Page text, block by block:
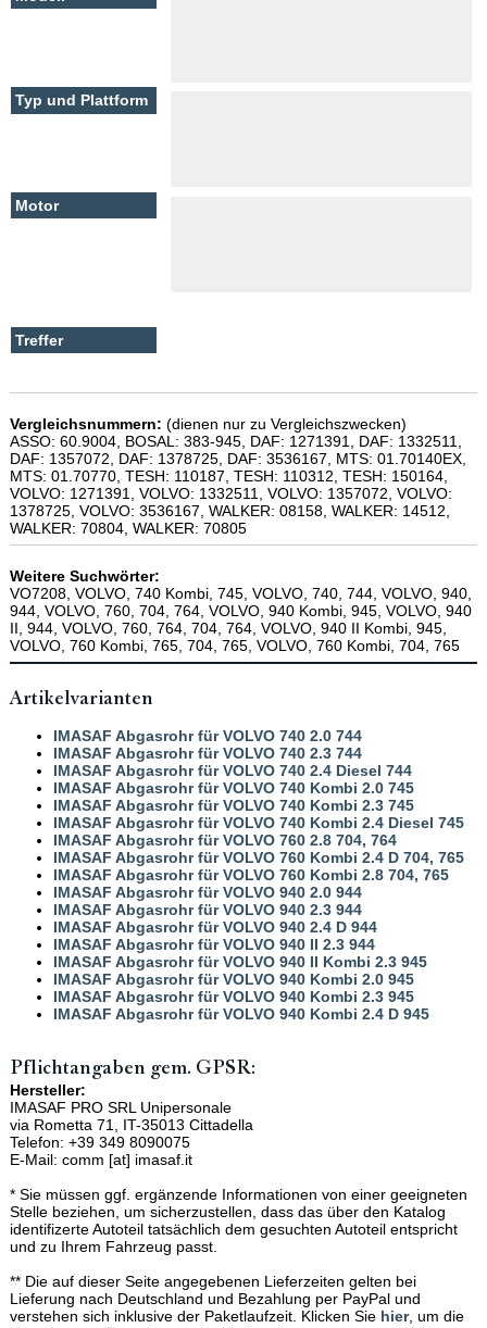
Vergleichsnummern: (dienen nur zu Vergleichszwecken)
ASSO: 60.9004, BOSAL: 383-945, DAF: 1271391, DAF: 1332511,
DAF: 1357072, DAF: 1378725, DAF: 3536167, MTS: 01.70140EX,
MTS: 01.70770, TESH: 110187, TESH: 110312, TESH: 150164,
VOLVO: 1271391, VOLVO: 1332511, VOLVO: 1357072, VOLVO:
1378725, VOLVO: 3536167, WALKER: 08158, WALKER: 14512,
WALKER: 70804, WALKER: 70805
Weitere Suchwörter:
VO7208, VOLVO, 740 Kombi, 745, VOLVO, 740, 744, VOLVO, 940,
944, VOLVO, 760, 704, 764, VOLVO, 940 Kombi, 945, VOLVO, 940
II, 944, VOLVO, 760, 764, 704, 764, VOLVO, 940 II Kombi, 945,
VOLVO, 760 Kombi, 765, 704, 765, VOLVO, 760 Kombi, 704, 765
Artikelvarianten
IMASAF Abgasrohr für VOLVO 740 2.0 744
IMASAF Abgasrohr für VOLVO 740 2.3 744
IMASAF Abgasrohr für VOLVO 740 2.4 Diesel 744
IMASAF Abgasrohr für VOLVO 740 Kombi 2.0 745
IMASAF Abgasrohr für VOLVO 740 Kombi 2.3 745
IMASAF Abgasrohr für VOLVO 740 Kombi 2.4 Diesel 745
IMASAF Abgasrohr für VOLVO 760 2.8 704, 764
IMASAF Abgasrohr für VOLVO 760 Kombi 2.4 D 704, 765
IMASAF Abgasrohr für VOLVO 760 Kombi 2.8 704, 765
IMASAF Abgasrohr für VOLVO 940 2.0 944
IMASAF Abgasrohr für VOLVO 940 2.3 944
IMASAF Abgasrohr für VOLVO 940 2.4 D 944
IMASAF Abgasrohr für VOLVO 940 II 2.3 944
IMASAF Abgasrohr für VOLVO 940 II Kombi 2.3 945
IMASAF Abgasrohr für VOLVO 940 Kombi 2.0 945
IMASAF Abgasrohr für VOLVO 940 Kombi 2.3 945
IMASAF Abgasrohr für VOLVO 940 Kombi 2.4 D 945
Pflichtangaben gem. GPSR:
Hersteller:
IMASAF PRO SRL Unipersonale
via Rometta 71, IT-35013 Cittadella
Telefon: +39 349 8090075
E-Mail: comm [at] imasaf.it
* Sie müssen ggf. ergänzende Informationen von einer geeigneten
Stelle beziehen, um sicherzustellen, dass das über den Katalog
identifizerte Autoteil tatsächlich dem gesuchten Autoteil entspricht
und zu Ihrem Fahrzeug passt.
** Die auf dieser Seite angegebenen Lieferzeiten gelten bei
Lieferung nach Deutschland und Bezahlung per PayPal und
verstehen sich inklusive der Paketlaufzeit. Klicken Sie hier, um die